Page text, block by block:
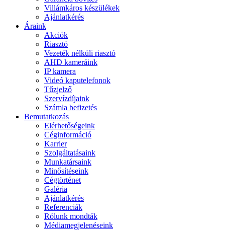
Villámkáros készülékek
Ajánlatkérés
Áraink
Akciók
Riasztó
Vezeték nélküli riasztó
AHD kameráink
IP kamera
Videó kaputelefonok
Tűzjelző
Szervízdíjaink
Számla befizetés
Bemutatkozás
Elérhetőségeink
Céginformáció
Karrier
Szolgáltatásaink
Munkatársaink
Minősítéseink
Cégtörténet
Galéria
Ajánlatkérés
Referenciák
Rólunk mondták
Médiamegjelenéseink